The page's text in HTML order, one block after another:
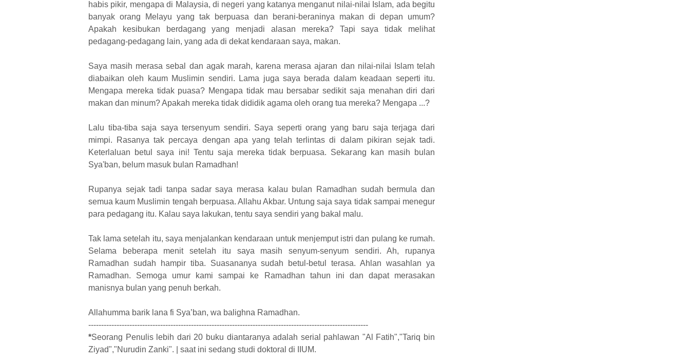
habis pikir, mengapa di Malaysia, di negeri yang katanya menganut nilai-nilai Islam, ada begitu
banyak orang Melayu yang tak berpuasa dan berani-beraninya makan di depan umum?
Apakah kesibukan berdagang yang menjadi alasan mereka? Tapi saya tidak melihat
pedagang-pedagang lain, yang ada di dekat kendaraan saya, makan.
Saya masih merasa sebal dan agak marah, karena merasa ajaran dan nilai-nilai Islam telah
diabaikan oleh kaum Muslimin sendiri. Lama juga saya berada dalam keadaan seperti itu.
Mengapa mereka tidak puasa? Mengapa tidak mau bersabar sedikit saja menahan diri dari
makan dan minum? Apakah mereka tidak dididik agama oleh orang tua mereka? Mengapa ...?
Lalu tiba-tiba saja saya tersenyum sendiri. Saya seperti orang yang baru saja terjaga dari
mimpi. Rasanya tak percaya dengan apa yang telah terlintas di dalam pikiran sejak tadi.
Keterlaluan betul saya ini! Tentu saja mereka tidak berpuasa. Sekarang kan masih bulan
Sya'ban, belum masuk bulan Ramadhan!
Rupanya sejak tadi tanpa sadar saya merasa kalau bulan Ramadhan sudah bermula dan
semua kaum Muslimin tengah berpuasa. Allahu Akbar. Untung saja saya tidak sampai menegur
para pedagang itu. Kalau saya lakukan, tentu saya sendiri yang bakal malu.
Tak lama setelah itu, saya menjalankan kendaraan untuk menjemput istri dan pulang ke rumah.
Selama beberapa menit setelah itu saya masih senyum-senyum sendiri. Ah, rupanya
Ramadhan sudah hampir tiba. Suasananya sudah betul-betul terasa. Ahlan wasahlan ya
Ramadhan. Semoga umur kami sampai ke Ramadhan tahun ini dan dapat merasakan
manisnya bulan yang penuh berkah.
Allahumma barik lana fi Sya’ban, wa balighna Ramadhan.
-------------------------------------------------------------------------------------------------------------
*Seorang Penulis lebih dari 20 buku diantaranya adalah serial pahlawan "Al Fatih","Tariq bin
Ziyad","Nurudin Zanki". | saat ini sedang studi doktoral di IIUM.